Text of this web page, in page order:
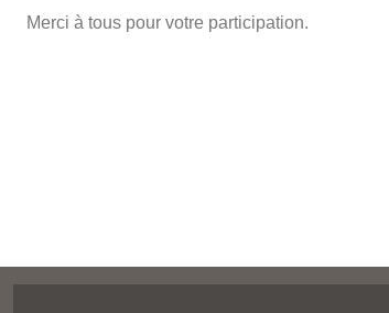
​Merci à tous pour votre participation.